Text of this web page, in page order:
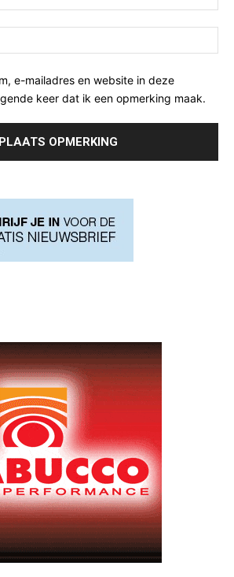
e-mailadres en website in deze
keer dat ik een opmerking maak.